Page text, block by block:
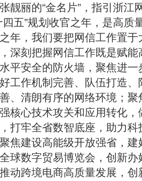
靓丽的“金名片”，指引浙江
四五”规划收官之年，是高质
年，我们要把网信工作置
深刻把握网信工作既是赋
平安全的防火墙，聚焦进
工作机制完善、队伍打造
、清朗有序的网络环境；
核心技术攻关和应用转化
打牢全省数智底座，助力
焦建设高能级开放强省，
球数字贸易博览会，创新
动跨境电商高质量发展，